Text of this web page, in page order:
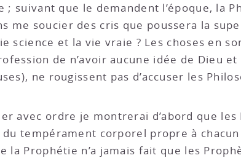
; suivant que le demandent l’époque, la
me soucier des cris que poussera la
science et la vie vraie ? Les choses en
de n’avoir aucune idée de Dieu
ne rougissent pas d’accuser les
avec ordre je montrerai d’abord que
du tempérament corporel propre à
la Prophétie n’a jamais fait que les